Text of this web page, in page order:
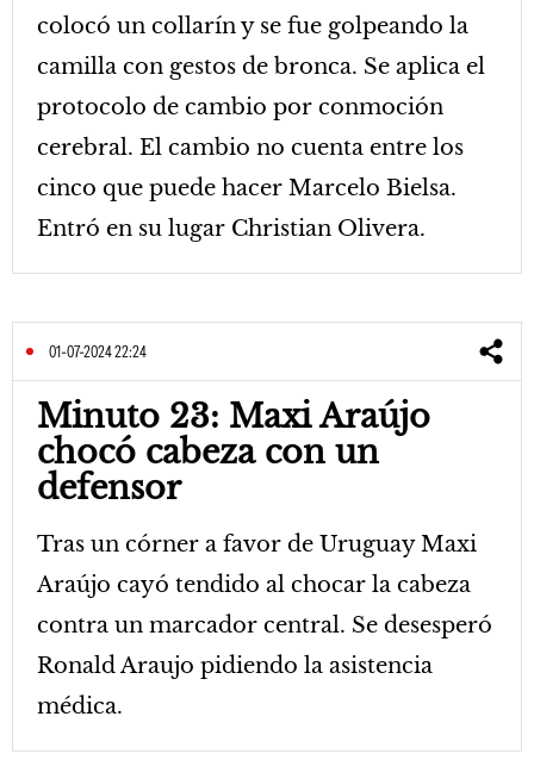
colocó un collarín y se fue golpeando la
camilla con gestos de bronca. Se aplica el
protocolo de cambio por conmoción
cerebral. El cambio no cuenta entre los
cinco que puede hacer Marcelo Bielsa.
Entró en su lugar Christian Olivera.
01-07-2024 22:24
Minuto 23: Maxi Araújo
chocó cabeza con un
defensor
Tras un córner a favor de Uruguay Maxi
Araújo cayó tendido al chocar la cabeza
contra un marcador central. Se desesperó
Ronald Araujo pidiendo la asistencia
médica.